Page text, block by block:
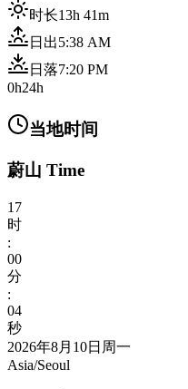
时长13h 41m
日出5:38 AM
日落7:20 PM
0h24h
当地时间
蔚山 Time
17
时
:
00
分
:
06
秒
2026年8月10日周一
Asia/Seoul